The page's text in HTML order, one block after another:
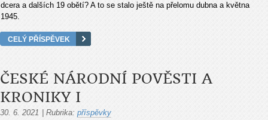
dcera a dalších 19 obětí? A to se stalo ještě na přelomu dubna a května
1945.
CELÝ PŘÍSPĚVEK
ČESKÉ NÁRODNÍ POVĚSTI A
KRONIKY I
30. 6. 2021 Rubrika: příspěvky